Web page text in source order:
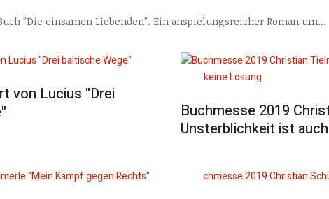
"Die einsamen Liebenden". Ein anspielungsreicher Roman um...
von Lucius "Drei
Buchmesse 2019
Unsterblichkeit ist